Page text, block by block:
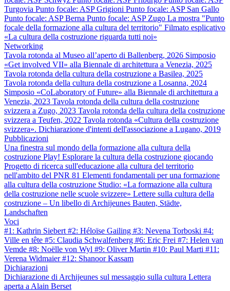
Turgovia Punto focale: ASP Grigioni Punto focale: ASP San Gallo
Punto focale: ASP Berna Punto focale: ASP Zugo La mostra "Punto
focale della formazione alla cultura del territorio" Filmato esplicativo
«La cultura della costruzione riguarda tutti noi»
Networking
Tavola rotonda al Museo all’aperto di Ballenberg, 2026 Simposio
«Get involved VII» alla Biennale di architettura a Venezia, 2025
Tavola rotonda della cultura della costruzione a Basilea, 2025
Tavola rotonda della cultura della costruzione a Losanna, 2024
Simposio «CoLaboratory of Future» alla Biennale di architettura a
Venezia, 2023 Tavola rotonda della cultura della costruzione
svizzera a Zugo, 2023 Tavola rotonda della cultura della costruzione
svizzera a Teufen, 2022 Tavola rotonda «Cultura della costruzione
svizzera». Dichiarazione d'intenti dell'associazione a Lugano, 2019
Pubblicazioni
Una finestra sul mondo della formazione alla cultura della
costruzione Play! Esplorare la cultura della costruzione giocando
Progetto di ricerca sull'educazione alla cultura del territorio
nell'ambito del PNR 81 Elementi fondamentali per una formazione
alla cultura della costruzione Studio: «La formazione alla cultura
della costruzione nelle scuole svizzere» Lettere sulla cultura della
costruzione – Un libello di Archijeunes Bauten, Städte,
Landschaften
Voci
#1: Kathrin Siebert #2: Héloïse Gailing #3: Nevena Torboski #4:
Ville en tête #5: Claudia Schwalfenberg #6: Eric Frei #7: Helen van
Vemde #8: Noëlle von Wyl #9: Oliver Martin #10: Paul Marti #11:
Verena Widmaier#12: Shanoor Kassam
Dichiarazioni
Dichiarazione di Archijeunes sul messaggio sulla cultura Lettera
aperta a Alain Berset